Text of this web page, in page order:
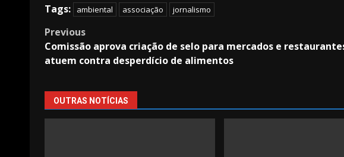
Tags:
ambiental associação jornalismo
Post
navigation
Previous
Comissão aprova criação de selo para mercados e
atuem contra desperdício de alimentos
OUTRAS NOTÍCIAS